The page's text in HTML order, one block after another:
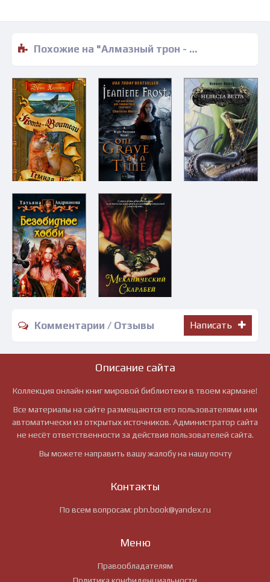
Похожие на "Алмазный трон - Дэвид Эддингс" книги читать бесплатно полные версии
Комментарии / Отзывы Написать
Описание сайта
Коллекция онлайн книг мировой библиотеки в твоем кармане!
Все материалы на сайте размещаются его пользователями или
автоматически из открытых источников. Администратор сайта
не несёт ответственности за действия пользователей сайта.
Вы можете направить вашу жалобу на нашу почту
Контакты
По всем вопросам: pbn.book@yandex.ru
Меню
Правообладателям